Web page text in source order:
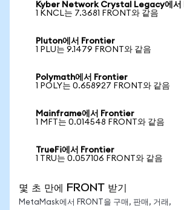
Kyber Network Crystal Legacy에
1 KNCL는 7.3681 FRONT와 같음
Pluton에서 Frontier
1 PLU는 9.1479 FRONT와 같음
Polymath에서 Frontier
1 POLY는 0.658927 FRONT와 같음
Mainframe에서 Frontier
1 MFT는 0.014548 FRONT와 같음
TrueFi에서 Frontier
1 TRU는 0.057106 FRONT와 같음
몇 초 만에 FRONT 받기
MetaMask에서 FRONT을 구매, 판매, 거래,